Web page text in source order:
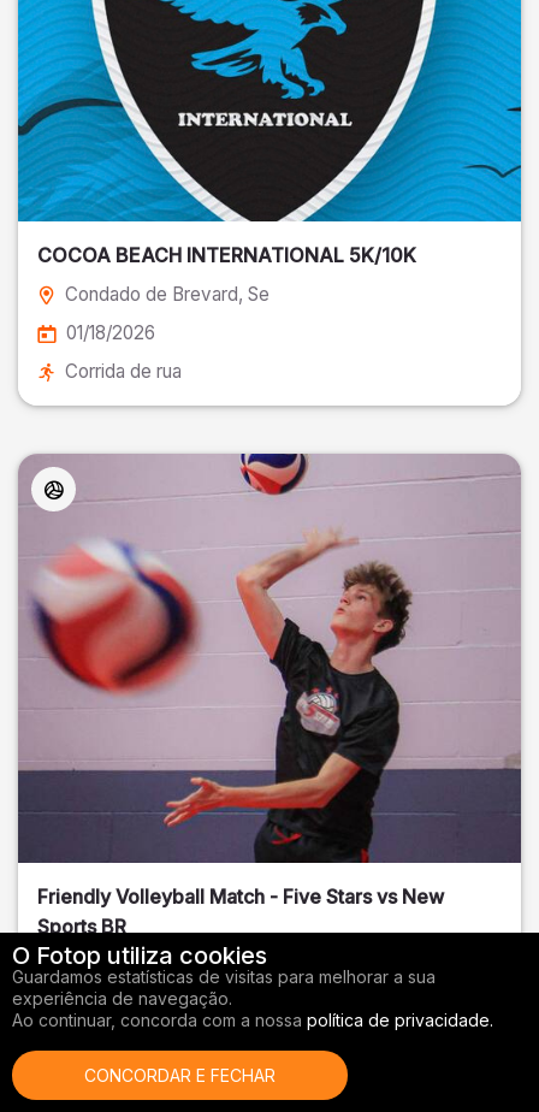
COCOA BEACH INTERNATIONAL 5K/10K
Condado de Brevard, Se
01/18/2026
Corrida de rua
Friendly Volleyball Match - Five Stars vs New
Sports BR
Orange County, FL
01/14/2026
O Fotop utiliza cookies
Guardamos estatísticas de visitas para melhorar a sua
experiência de navegação.
Ao continuar, concorda com a nossa política de privacidade.
CONCORDAR E FECHAR